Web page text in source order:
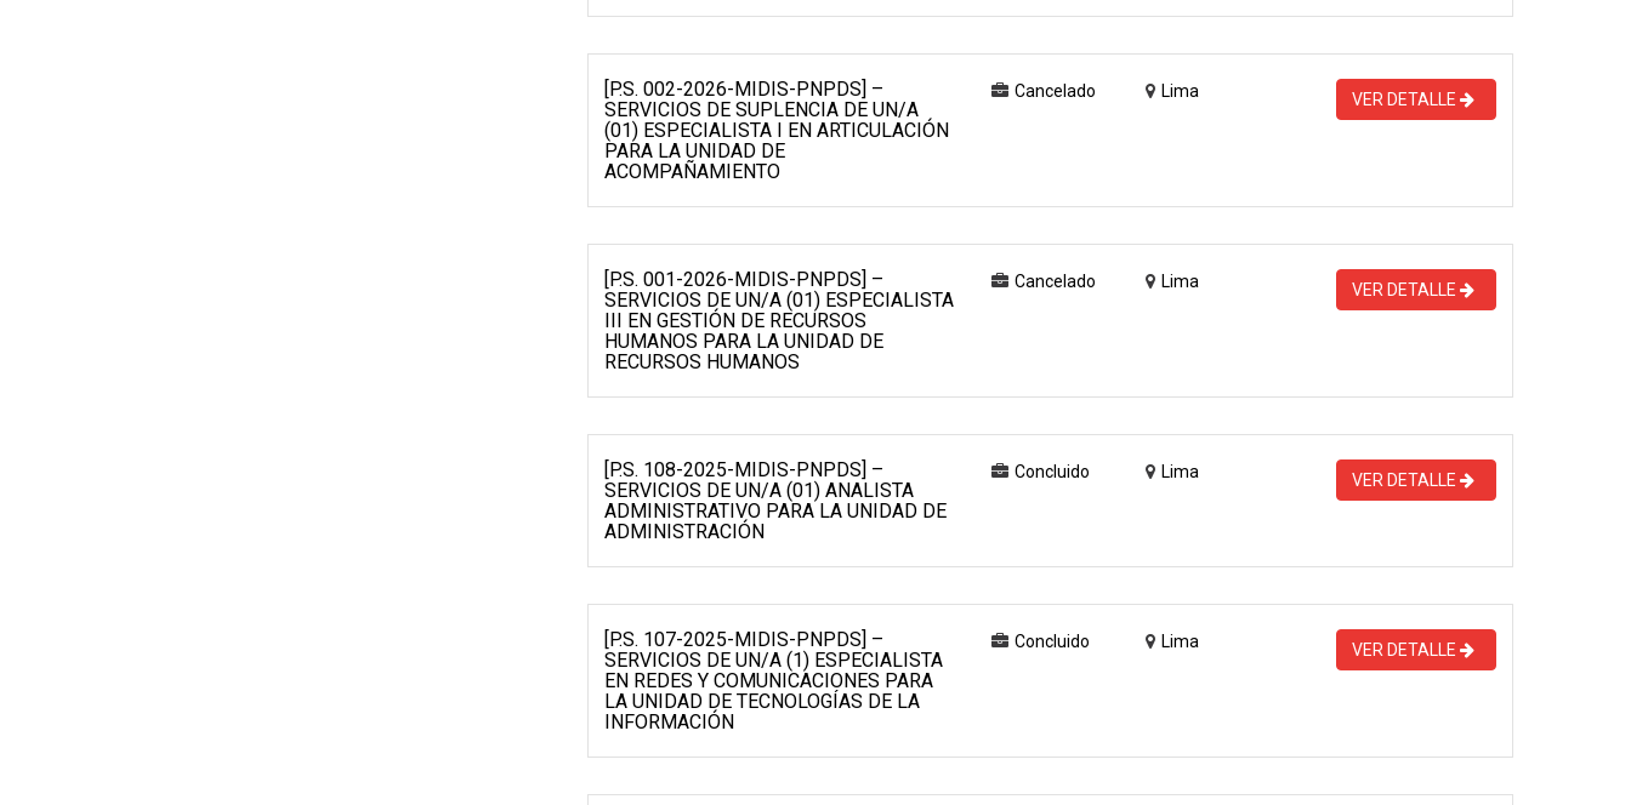
[P.S. 002-2026-MIDIS-PNPDS] –
SERVICIOS DE SUPLENCIA DE UN/A
(01) ESPECIALISTA I EN ARTICULACIÓN
PARA LA UNIDAD DE
ACOMPAÑAMIENTO
Cancelado Lima VER DETALLE
[P.S. 001-2026-MIDIS-PNPDS] –
SERVICIOS DE UN/A (01) ESPECIALISTA
III EN GESTIÓN DE RECURSOS
HUMANOS PARA LA UNIDAD DE
RECURSOS HUMANOS
Cancelado Lima VER DETALLE
[P.S. 108-2025-MIDIS-PNPDS] –
SERVICIOS DE UN/A (01) ANALISTA
ADMINISTRATIVO PARA LA UNIDAD DE
ADMINISTRACIÓN
Concluido Lima VER DETALLE
[P.S. 107-2025-MIDIS-PNPDS] –
SERVICIOS DE UN/A (1) ESPECIALISTA
EN REDES Y COMUNICACIONES PARA
LA UNIDAD DE TECNOLOGÍAS DE LA
INFORMACIÓN
Concluido Lima VER DETALLE